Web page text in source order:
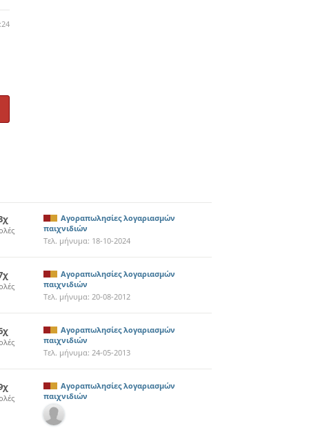
Αγοραπωλησίες λογαριασμών
παιχνιδιών
Τελ. μήνυμα: 18-10-2024
Αγοραπωλησίες λογαριασμών
παιχνιδιών
Τελ. μήνυμα: 20-08-2012
Αγοραπωλησίες λογαριασμών
παιχνιδιών
Τελ. μήνυμα: 24-05-2013
Αγοραπωλησίες λογαριασμών
παιχνιδιών